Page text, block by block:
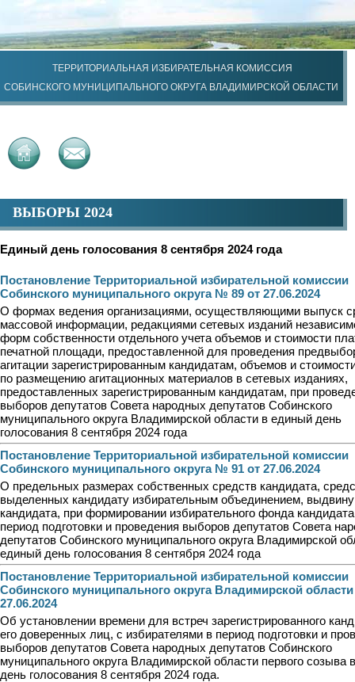
ТЕРРИТОРИАЛЬНАЯ ИЗБИРАТЕЛЬНАЯ КОМИССИЯ
СОБИНСКОГО МУНИЦИПАЛЬНОГО ОКРУГА ВЛАДИМИРСКОЙ ОБЛАСТИ
ВЫБОРЫ 2024
Единый день голосования 8 сентября 2024 года
Постановление Территориальной избирательной комиссии
Собинского муниципального округа № 89 от 27.06.2024
О формах ведения организациями, осуществляющими выпуск
массовой информации, редакциями сетевых изданий
форм собственности отдельного учета объемов и стоимости
печатной площади, предоставленной для проведения
агитации зарегистрированным кандидатам, объемов и
по размещению агитационных материалов в сетевых изданиях,
предоставленных зарегистрированным кандидатам, при
выборов депутатов Совета народных депутатов Собинского
муниципального округа Владимирской области в единый день
голосования 8 сентября 2024 года
Постановление Территориальной избирательной комиссии
Собинского муниципального округа № 91 от 27.06.2024
О предельных размерах собственных средств кандидата,
выделенных кандидату избирательным объединением,
кандидата, при формировании избирательного фонда
период подготовки и проведения выборов депутатов Совета
депутатов Собинского муниципального округа Владимирской
единый день голосования 8 сентября 2024 года
Постановление Территориальной избирательной комиссии
Собинского муниципального округа Владимирской
27.06.2024
Об установлении времени для встреч зарегистрированного
его доверенных лиц, с избирателями в период подготовки и
выборов депутатов Совета народных депутатов Собинского
муниципального округа Владимирской области первого созыва
день голосования 8 сентября 2024 года.